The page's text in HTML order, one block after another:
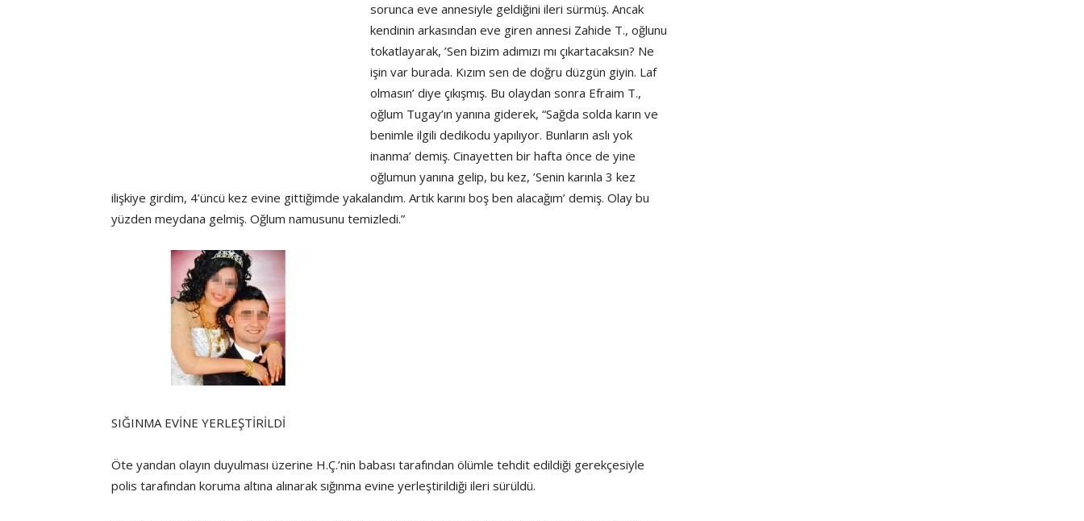
sorunca eve annesiyle geldiğini ileri sürmüş. Ancak
kendinin arkasından eve giren annesi Zahide T., oğlunu
tokatlayarak, ’Sen bizim adımızı mı çıkartacaksın? Ne
işin var burada. Kızım sen de doğru düzgün giyin. Laf
olmasın’ diye çıkışmış. Bu olaydan sonra Efraim T.,
oğlum Tugay’ın yanına giderek, “Sağda solda karın ve
benimle ilgili dedikodu yapılıyor. Bunların aslı yok
inanma’ demiş. Cinayetten bir hafta önce de yine
oğlumun yanına gelip, bu kez, ’Senin karınla 3 kez
ilişkiye girdim, 4’üncü kez evine gittiğimde yakalandım. Artık karını boş ben alacağım’ demiş. Olay bu
yüzden meydana gelmiş. Oğlum namusunu temizledi.”
SIĞINMA EVİNE YERLEŞTİRİLDİ
Öte yandan olayın duyulması üzerine H.Ç.’nin babası tarafından ölümle tehdit edildiği gerekçesiyle
polis tarafından koruma altına alınarak sığınma evine yerleştirildiği ileri sürüldü.